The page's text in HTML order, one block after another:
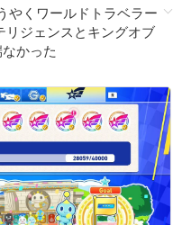
やくワールドトラベラー
リジェンスとキングオブ
かった